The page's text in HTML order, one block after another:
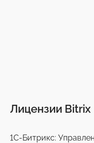
Лицензии Bitrix
1С-Битрикс: